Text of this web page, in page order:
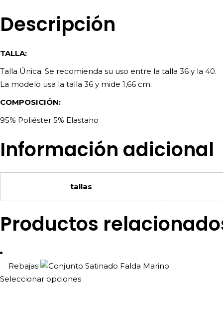
Descripción
TALLA:
Talla Única. Se recomienda su uso entre la talla 36 y la 40.
La modelo usa la talla 36 y mide 1,66 cm.
COMPOSICIÓN:
95% Poliéster 5% Elastano
Información adicional
tallas
Productos
Rebajas
Seleccionar opcionesEste